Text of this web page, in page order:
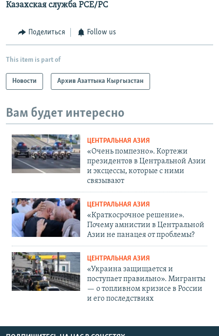
Казахская служба РСЕ/РС
Поделиться Follow us
This item is part of
Новости Архив Азаттыка Кыргызстан
Вам будет интересно
ЦЕНТРАЛЬНАЯ АЗИЯ
«Очень помпезно». Кортежи
президентов в Центральной Азии
и эксцессы, которые с ними
связывают
ЦЕНТРАЛЬНАЯ АЗИЯ
«Краткосрочное решение».
Почему амнистии в Центральной
Азии не панацея от проблемы?
ЦЕНТРАЛЬНАЯ АЗИЯ
«Украина защищается и
поступает правильно». Мигранты
— о топливном кризисе в России
и его последствиях